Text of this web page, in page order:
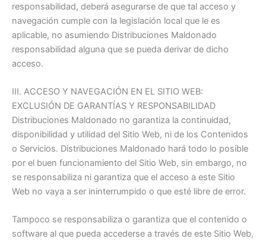
responsabilidad, deberá asegurarse de que tal acceso y
navegación cumple con la legislación local que le es
aplicable, no asumiendo Distribuciones Maldonado
responsabilidad alguna que se pueda derivar de dicho
acceso.
III. ACCESO Y NAVEGACIÓN EN EL SITIO WEB:
EXCLUSIÓN DE GARANTÍAS Y RESPONSABILIDAD
Distribuciones Maldonado no garantiza la continuidad,
disponibilidad y utilidad del Sitio Web, ni de los Contenidos
o Servicios. Distribuciones Maldonado hará todo lo posible
por el buen funcionamiento del Sitio Web, sin embargo, no
se responsabiliza ni garantiza que el acceso a este Sitio
Web no vaya a ser ininterrumpido o que esté libre de error.
Tampoco se responsabiliza o garantiza que el contenido o
software al que pueda accederse a través de este Sitio Web,